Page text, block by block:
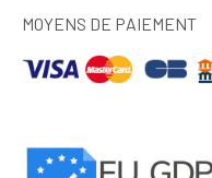
MOYENS DE PAIEMENT